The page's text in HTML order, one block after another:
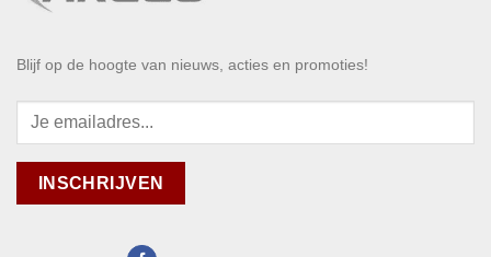
Blijf op de hoogte van nieuws, acties en promoties!